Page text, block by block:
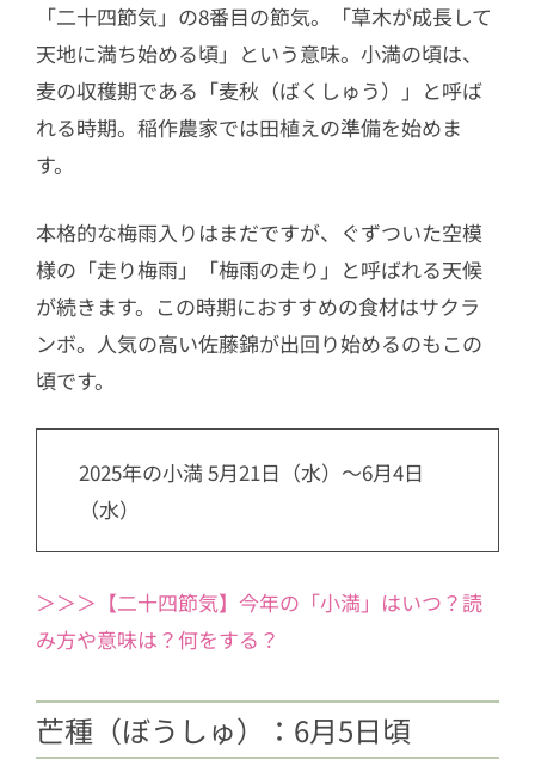
「二十四節気」の8番目の節気。「草木が成長して
天地に満ち始める頃」という意味。小満の頃は、
麦の収穫期である「麦秋（ばくしゅう）」と呼ば
れる時期。稲作農家では田植えの準備を始めま
す。
本格的な梅雨入りはまだですが、ぐずついた空模
様の「走り梅雨」「梅雨の走り」と呼ばれる天候
が続きます。この時期におすすめの食材はサクラ
ンボ。人気の高い佐藤錦が出回り始めるのもこの
頃です。
2025年の小満 5月21日（水）～6月4日
（水）
＞＞＞【二十四節気】今年の「小満」はいつ？読
み方や意味は？何をする？
芒種（ぼうしゅ）：6月5日頃